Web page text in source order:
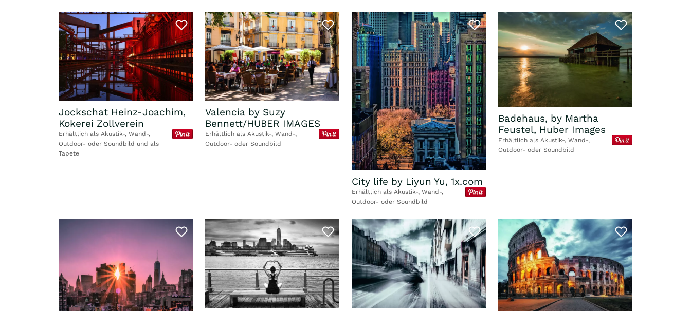
Jockschat Heinz-Joachim,
Kokerei Zollverein
Erhältlich als Akustik-, Wand-,
Outdoor- oder Soundbild und als
Tapete
Valencia by Suzy
Bennett/HUBER IMAGES
Erhältlich als Akustik-, Wand-,
Outdoor- oder Soundbild
City life by Liyun Yu, 1x.com
Erhältlich als Akustik-, Wand-,
Outdoor- oder Soundbild
Badehaus, by Martha
Feustel, Huber Images
Erhältlich als Akustik-, Wand-,
Outdoor- oder Soundbild